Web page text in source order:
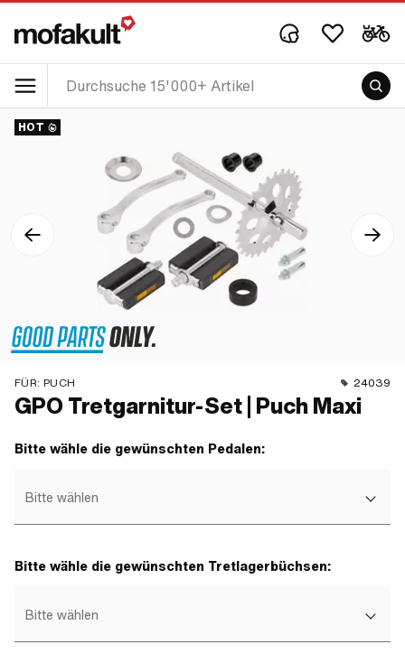
HOT
FÜR: PUCH 24039
GPO Tretgarnitur-Set | Puch Maxi
Bitte wähle die gewünschten Pedalen:
Bitte wählen
Bitte wähle die gewünschten Tretlagerbüchsen:
Bitte wählen